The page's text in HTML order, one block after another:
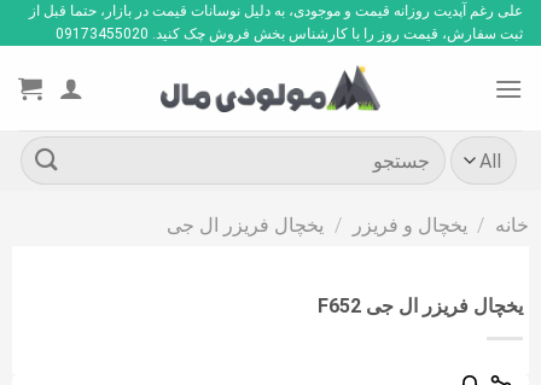
Skip
to
علی رغم آپدیت روزانه قیمت و موجودی، به دلیل نوسانات قیمت در بازار، حتما قبل از
ثبت سفارش، قیمت روز را با کارشناس بخش فروش چک کنید. 09173455020
جستجو
برای:
خانه / یخچال و فریزر / یخچال فریزر ال جی
یخچال فریزر ال جی F652